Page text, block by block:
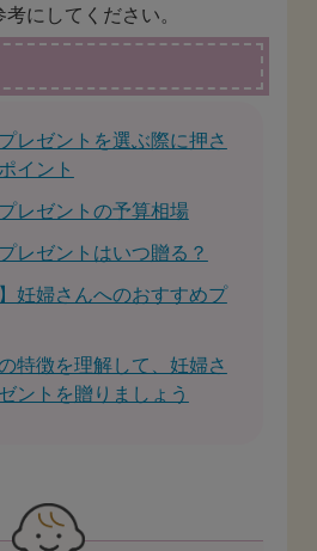
にしてください。
レゼントを選ぶ際に押さ
イント
レゼントの予算相場
レゼントはいつ贈る？
妊婦さんへのおすすめプ
特徴を理解して、妊婦さ
ントを贈りましょう